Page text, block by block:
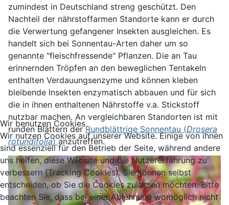
zumindest in Deutschland streng geschützt. Den
Nachteil der nährstoffarmen Standorte kann er durch
die Verwertung gefangener Insekten ausgleichen. Es
handelt sich bei Sonnentau-Arten daher um so
genannte "fleischfressende" Pflanzen. Die an Tau
erinnernden Tröpfen an den beweglichen Tentakeln
enthalten Verdauungsenzyme und können kleben
bleibende Insekten enzymatisch abbauen und für sich
die in ihnen enthaltenen Nährstoffe v.a. Stickstoff
nutzbar machen. An vergleichbaren Standorten ist mit
runden Blättern derRundblättrige Sonnentau (Drosera
rotundifolia)anzutreffen.
Wir benutzen Cookies
Wir nutzen Cookies auf unserer Website. Einige von ihnen
sind essenziell für den Betrieb der Seite, während andere
uns helfen, diese Website und die Nutzererfahrung zu
verbessern (Tracking Cookies). Sie können selbst
entscheiden, ob Sie die Cookies zulassen möchten. Bitte
beachten Sie, dass bei einer Ablehnung womöglich nicht